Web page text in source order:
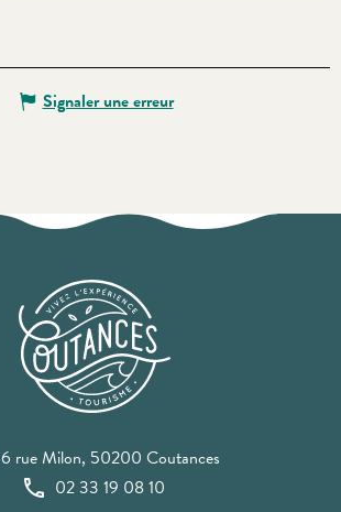
Signaler une erreur
6 rue Milon, 50200 Coutances
02 33 19 08 10